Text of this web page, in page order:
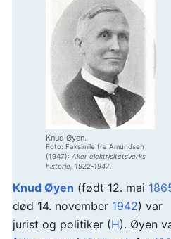
Knud Øyen.
Foto: Faksimile fra Amundsen
(1947): Aker elektrisitetsverks
historie, 1922-1947.
Knud Øyen (født 12. mai
død 14. november 1942) var
jurist og politiker (H). Øyen